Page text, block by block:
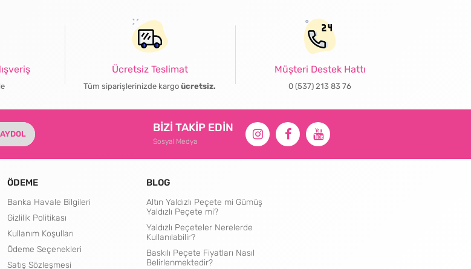
Ücretsiz Teslimat
Tüm siparişlerinizde kargoücretsiz.
Müşteri Destek Hattı
0 (537) 213 83 76
BİZİ TAKİP EDİN
Sosyal Medya
ÖDEME
Banka Havale Bilgileri
Gizlilik Politikası
Kullanım Koşulları
Ödeme Seçenekleri
Satış Sözleşmesi
BLOG
Altın Yaldızlı Peçete mi Gümüş
Yaldızlı Peçete mi?
Yaldızlı Peçeteler Nerelerde
Kullanılabilir?
Baskılı Peçete Fiyatları Nasıl
Belirlenmektedir?